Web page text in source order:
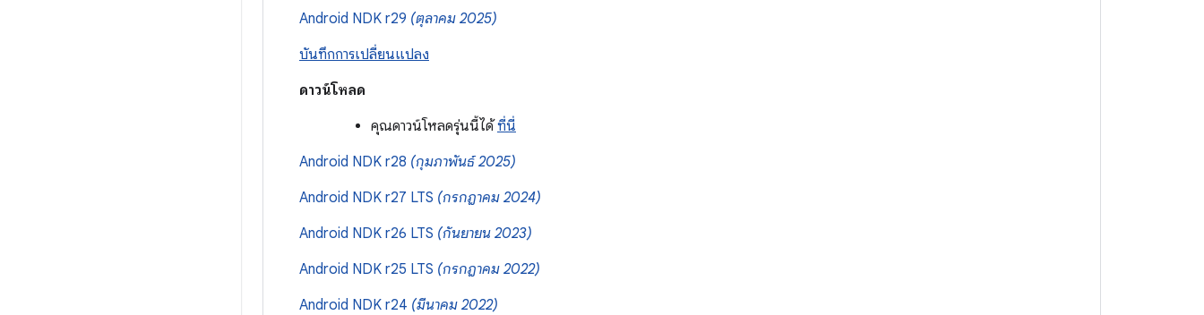
Android NDK r29 (ตุลาคม 2025)
บันทึกการเปลี่ยนแปลง
ดาวน์โหลด
คุณดาวน์โหลดรุ่นนี้ได้ที่นี่
Android NDK r28 (กุมภาพันธ์ 2025)
Android NDK r27 LTS (กรกฎาคม 2024)
Android NDK r26 LTS (กันยายน 2023)
Android NDK r25 LTS (กรกฎาคม 2022)
Android NDK r24 (มีนาคม 2022)